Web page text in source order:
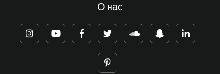
О нас